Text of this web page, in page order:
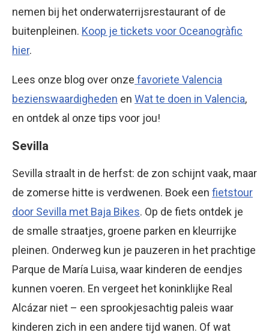
nemen bij het onderwaterrijsrestaurant of de
buitenpleinen. Koop je tickets voor Oceanogràfic
hier.
Lees onze blog over onze favoriete Valencia
bezienswaardigheden en Wat te doen in Valencia,
en ontdek al onze tips voor jou!
Sevilla
Sevilla straalt in de herfst: de zon schijnt vaak, maar
de zomerse hitte is verdwenen. Boek een fietstour
door Sevilla met Baja Bikes. Op de fiets ontdek je
de smalle straatjes, groene parken en kleurrijke
pleinen. Onderweg kun je pauzeren in het prachtige
Parque de María Luisa, waar kinderen de eendjes
kunnen voeren. En vergeet het koninklijke Real
Alcázar niet – een sprookjesachtig paleis waar
kinderen zich in een andere tijd wanen. Of wat